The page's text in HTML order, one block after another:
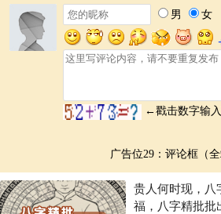
广告位29：评论框（全
贵人何时现，八
福，八字精批批